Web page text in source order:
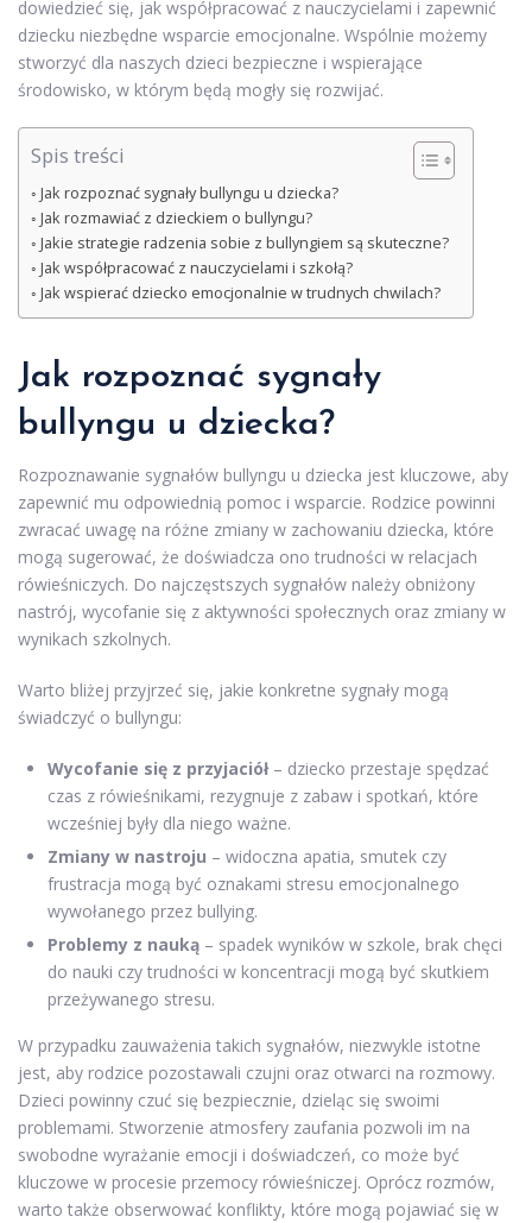
dowiedzieć się, jak współpracować z nauczycielami i zapewnić
dziecku niezbędne wsparcie emocjonalne. Wspólnie możemy
stworzyć dla naszych dzieci bezpieczne i wspierające
środowisko, w którym będą mogły się rozwijać.
Spis treści
Jak rozpoznać sygnały bullyngu u dziecka?
Jak rozmawiać z dzieckiem o bullyngu?
Jakie strategie radzenia sobie z bullyngiem są skuteczne?
Jak współpracować z nauczycielami i szkołą?
Jak wspierać dziecko emocjonalnie w trudnych chwilach?
Jak rozpoznać sygnały
bullyngu u dziecka?
Rozpoznawanie sygnałów bullyngu u dziecka jest kluczowe, aby
zapewnić mu odpowiednią pomoc i wsparcie. Rodzice powinni
zwracać uwagę na różne zmiany w zachowaniu dziecka, które
mogą sugerować, że doświadcza ono trudności w relacjach
rówieśniczych. Do najczęstszych sygnałów należy obniżony
nastrój, wycofanie się z aktywności społecznych oraz zmiany w
wynikach szkolnych.
Warto bliżej przyjrzeć się, jakie konkretne sygnały mogą
świadczyć o bullyngu:
Wycofanie się z przyjaciół– dziecko przestaje spędzać
czas z rówieśnikami, rezygnuje z zabaw i spotkań, które
wcześniej były dla niego ważne.
Zmiany w nastroju – widoczna apatia, smutek czy
frustracja mogą być oznakami stresu emocjonalnego
wywołanego przez bullying.
Problemy z nauką – spadek wyników w szkole, brak chęci
do nauki czy trudności w koncentracji mogą być skutkiem
przeżywanego stresu.
W przypadku zauważenia takich sygnałów, niezwykle istotne
jest, aby rodzice pozostawali czujni oraz otwarci na rozmowy.
Dzieci powinny czuć się bezpiecznie, dzieląc się swoimi
problemami. Stworzenie atmosfery zaufania pozwoli im na
swobodne wyrażanie emocji i doświadczeń, co może być
kluczowe w procesie przemocy rówieśniczej. Oprócz rozmów,
warto także obserwować konflikty, które mogą pojawiać się w